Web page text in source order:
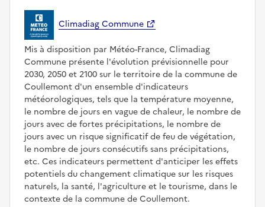
Climadiag Commune
Mis à disposition par Météo-France, Climadiag
Commune présente l'évolution prévisionnelle pour
2030, 2050 et 2100 sur le territoire de la commune de
Coullemont d'un ensemble d'indicateurs
météorologiques, tels que la température moyenne,
le nombre de jours en vague de chaleur, le nombre de
jours avec de fortes précipitations, le nombre de
jours avec un risque significatif de feu de végétation,
le nombre de jours consécutifs sans précipitations,
etc. Ces indicateurs permettent d'anticiper les effets
potentiels du changement climatique sur les risques
naturels, la santé, l'agriculture et le tourisme, dans le
contexte de la commune de Coullemont.